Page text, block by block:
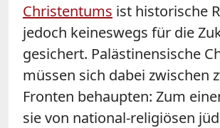
Christentums ist historische
jedoch keineswegs für die
gesichert. Palästinensische
müssen sich dabei zwischen
Fronten behaupten: Zum
sie von national-religiösen